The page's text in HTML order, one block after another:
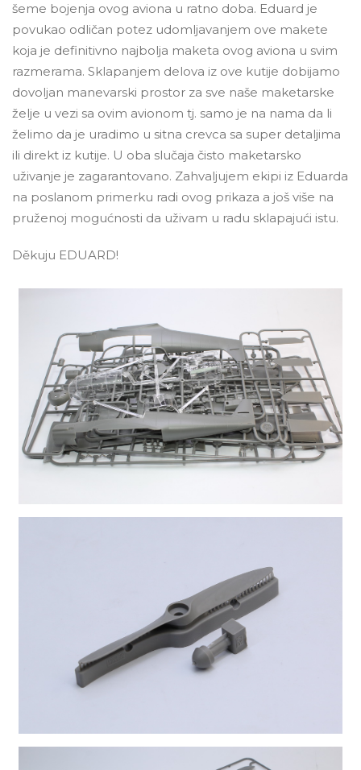
šeme bojenja ovog aviona u ratno doba. Eduard je
povukao odličan potez udomljavanjem ove makete
koja je definitivno najbolja maketa ovog aviona u svim
razmerama. Sklapanjem delova iz ove kutije dobijamo
dovoljan manevarski prostor za sve naše maketarske
želje u vezi sa ovim avionom tj. samo je na nama da li
želimo da je uradimo u sitna crevca sa super detaljima
ili direkt iz kutije. U oba slučaja čisto maketarsko
uživanje je zagarantovano. Zahvaljujem ekipi iz Eduarda
na poslanom primerku radi ovog prikaza a još više na
pruženoj mogućnosti da uživam u radu sklapajući istu.
Děkuju EDUARD!